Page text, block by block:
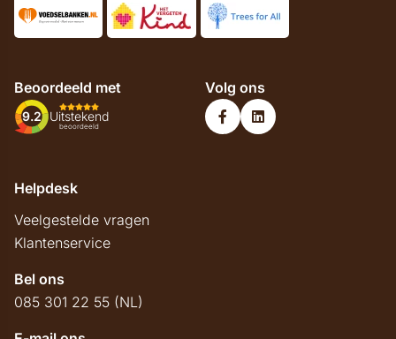
Beoordeeld met
9.2 Uitstekend
beoordeeld
Volg ons
Helpdesk
Veelgestelde vragen
Klantenservice
Bel ons
085 301 22 55 (NL)